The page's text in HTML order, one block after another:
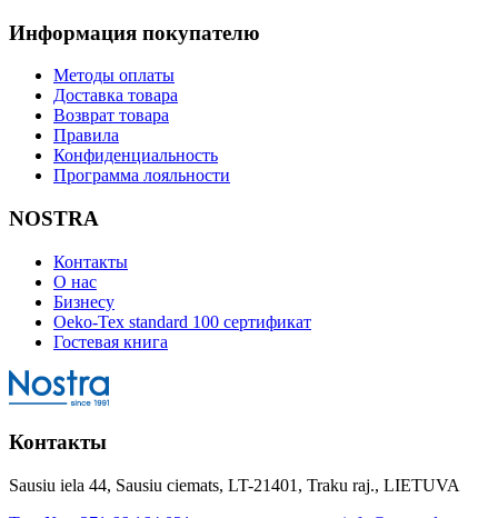
Информация покупателю
Методы оплаты
Доставка товара
Возврат товара
Правила
Конфиденциальность
Программа лояльности
NOSTRA
Контакты
О нас
Бизнесу
Oeko-Tex standard 100 сертификат
Гостевая книга
Контакты
Sausiu iela 44, Sausiu ciemats, LT-21401, Traku raj., LIETUVA